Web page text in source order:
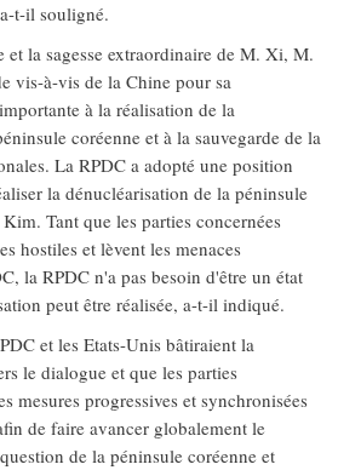
t-il souligné.
la sagesse extraordinaire de M. Xi, M.
vis-à-vis de la Chine pour sa
à la réalisation de la
coréenne et à la sauvegarde de la
La RPDC a adopté une position
la dénucléarisation de la péninsule
Tant que les parties concernées
hostiles et lèvent les menaces
la RPDC n'a pas besoin d'être un état
peut être réalisée, a-t-il indiqué.
et les Etats-Unis bâtiraient la
le dialogue et que les parties
mesures progressives et synchronisées
de faire avancer globalement le
de la péninsule coréenne et